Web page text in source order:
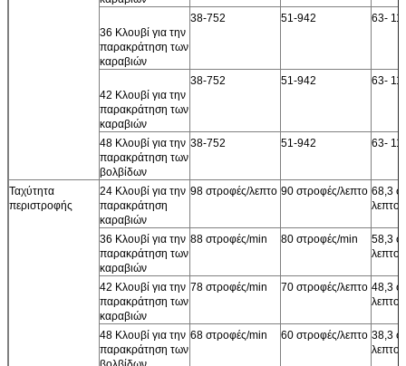
36 Κλουβί για την
παρακράτηση των
καραβιών
38-752 51-942 63-
42 Κλουβί για την
παρακράτηση των
καραβιών
38-752 51-942 63-
48 Κλουβί για την
παρακράτηση των
βολβίδων
38-752 51-942 63-
Ταχύτητα
περιστροφής
24 Κλουβί για την
παρακράτηση
καραβιών
98 στροφές/λεπτο 90 στροφές/λεπτο 68,3
λεπτο
36 Κλουβί για την
παρακράτηση των
καραβιών
88 στροφές/min 80 στροφές/min
58,3
λεπτο
42 Κλουβί για την
παρακράτηση των
καραβιών
78 στροφές/min 70 στροφές/λεπτο 48,3
λεπτο
48 Κλουβί για την
παρακράτηση των
68 στροφές/min 60 στροφές/λεπτο 38,3
λεπτο